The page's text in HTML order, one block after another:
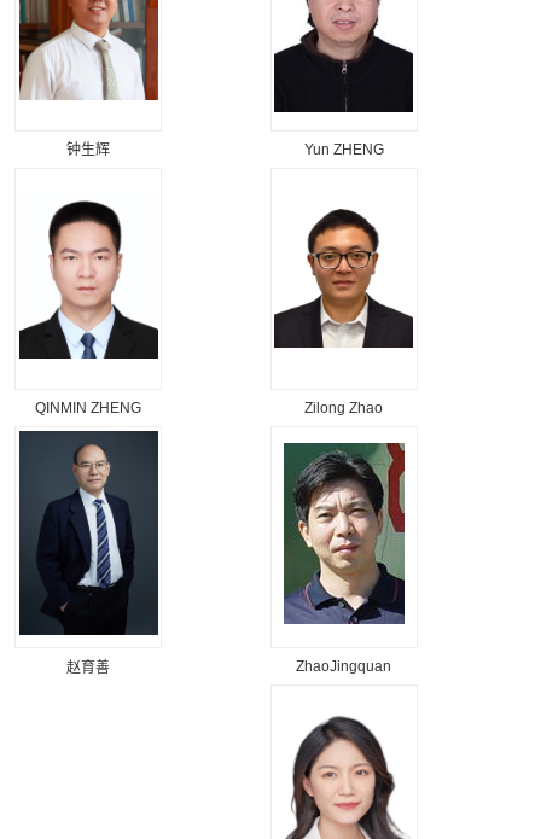
钟生辉 Yun ZHENG
QINMIN ZHENG Zilong Zhao
赵育善 ZhaoJingquan